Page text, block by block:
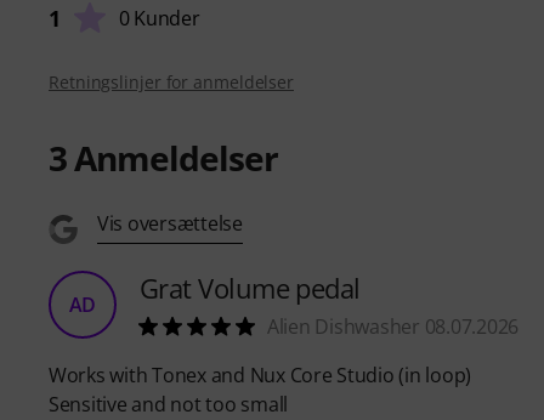
1 0 Kunder
Retningslinjer for anmeldelser
3Anmeldelser
Vis oversættelse
AD Grat Volume pedal
Alien Dishwasher 08.07.2026
Works with Tonex and Nux Core Studio (in loop)
Sensitive and not too small